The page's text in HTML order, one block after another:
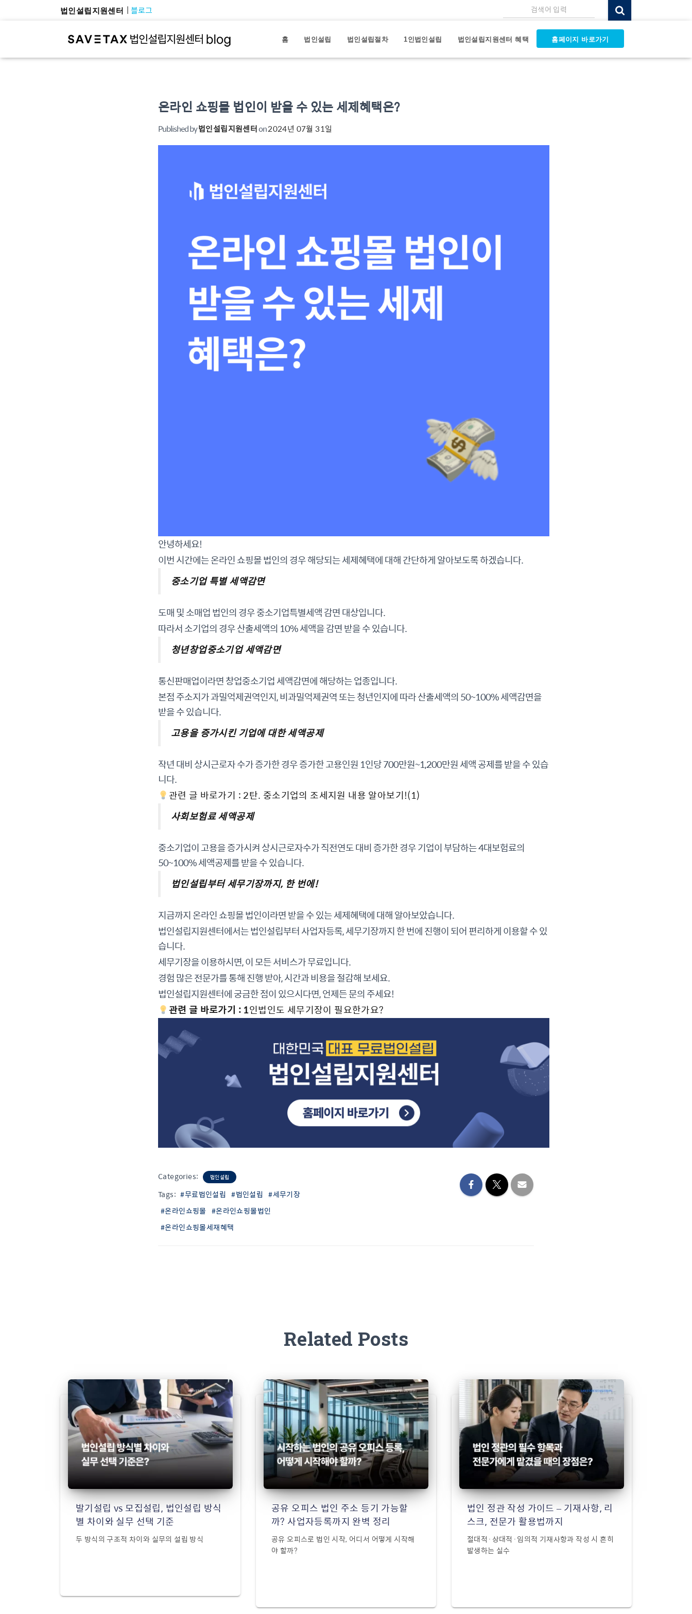
법인설립지원센터 블로그 검색어 입력
홈 법인설립 법인설립절차 1인법인설립 법인설립지원센터 혜택 홈페이지 바로가기
온라인 쇼핑몰 법인이 받을 수 있는 세제혜택은?
Published by법인설립지원센터on2024년 07월 31일
안녕하세요!
이번 시간에는 온라인 쇼핑몰 법인의 경우 해당되는 세제혜택에 대해 간단하게 알아보도록 하겠습니다.
중소기업 특별 세액감면
도매 및 소매업 법인의 경우 중소기업특별세액 감면 대상입니다.
따라서 소기업의 경우 산출세액의 10% 세액을 감면 받을 수 있습니다.
청년창업중소기업 세액감면
통신판매업이라면 창업중소기업 세액감면에 해당하는 업종입니다.
본점 주소지가 과밀억제권역인지, 비과밀억제권역 또는 청년인지에 따라 산출세액의 50~100% 세액감면을
받을 수 있습니다.
고용을 증가시킨 기업에 대한 세액공제
작년 대비 상시근로자 수가 증가한 경우 증가한 고용인원 1인당 700만원~1,200만원 세액 공제를 받을 수 있습
니다.
관련 글 바로가기 : 2탄. 중소기업의 조세지원 내용 알아보기!(1)
사회보험료 세액공제
중소기업이 고용을 증가시켜 상시근로자수가 직전연도 대비 증가한 경우 기업이 부담하는 4대보험료의
50~100% 세액공제를 받을 수 있습니다.
법인설립부터 세무기장까지, 한 번에!
지금까지 온라인 쇼핑몰 법인이라면 받을 수 있는 세제혜택에 대해 알아보았습니다.
법인설립지원센터에서는 법인설립부터 사업자등록, 세무기장까지 한 번에 진행이 되어 편리하게 이용할 수 있
습니다.
세무기장을 이용하시면, 이 모든 서비스가 무료입니다.
경험 많은 전문가를 통해 진행 받아, 시간과 비용을 절감해 보세요.
법인설립지원센터에 궁금한 점이 있으시다면, 언제든 문의 주세요!
관련 글 바로가기 : 1인법인도 세무기장이 필요한가요?
Categories: 법인설립
Tags: #무료법인설립 #법인설립 #세무기장
#온라인쇼핑몰 #온라인쇼핑몰법인
#온라인쇼핑몰세재혜택
Related Posts
발기설립 vs 모집설립, 법인설립 방식
별 차이와 실무 선택 기준
두 방식의 구조적 차이와 실무의 설립 방식
공유 오피스 법인 주소 등기 가능할
까? 사업자등록까지 완벽 정리
공유 오피스로 법인 시작, 어디서 어떻게 시작해
야 할까?
법인 정관 작성 가이드 – 기재사항, 리
스크, 전문가 활용법까지
절대적·상대적·임의적 기재사항과 작성 시 흔히
발생하는 실수